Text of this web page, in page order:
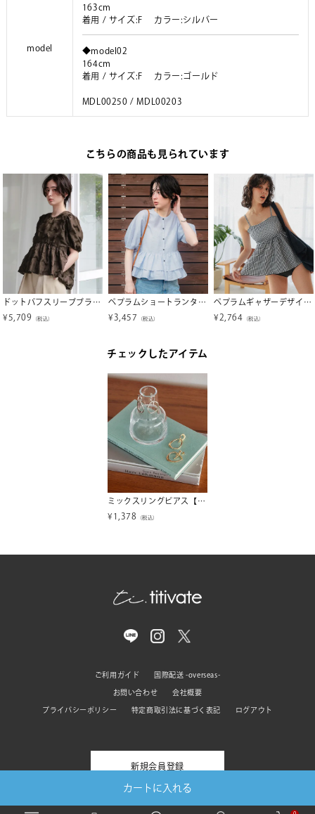
カートに入れる
model
163cm
着用 / サイズ:F カラー:シルバー
◆model02
164cm
着用 / サイズ:F カラー:ゴールド
MDL00250 / MDL00203
こちらの商品も見られています
ドットパフスリーブブラウス
¥ 5,709 （税込）
ペプラムショートランタンスリーブブラウス【メール便可／100】
¥ 3,457 （税込）
ペプラムギャザーデザインビスチェビキニ/水着【メール便可／100】
¥ 2,764 （税込）
チェックしたアイテム
ミックスリングピアス【メール便可／5】
¥ 1,378 （税込）
ご利用ガイド 国際配送 -overseas-
お問い合わせ 会社概要
プライバシーポリシー 特定商取引法に基づく表記 ログアウト
新規会員登録